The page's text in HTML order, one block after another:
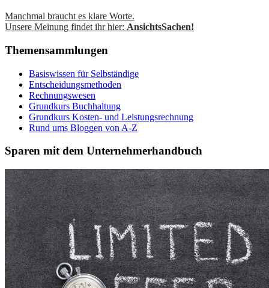
Manchmal braucht es klare Worte.
Unsere Meinung findet ihr hier: AnsichtsSachen!
Themensammlungen
Basiswissen für Selbständige
Entscheidungsmethoden
Rechnungswesen
Grundkurs Buchhaltung
Grundkurs Kosten- und Leistungsrechnung
Rund ums Bloggen von A-Z
Sparen mit dem Unternehmerhandbuch